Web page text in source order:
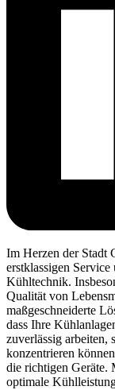
Im Herzen der Stadt
erstklassigen
Kühltechnik.
Qualität von
maßgeschneiderte
dass Ihre
zuverlässig arbeiten,
konzentrieren
die richtigen Geräte.
optimale